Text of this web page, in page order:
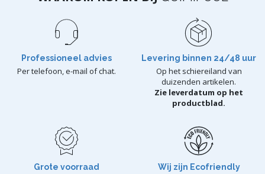
Professioneel advies
Per telefoon, e-mail of chat.
Levering binnen 24/48 uur
Op het schiereiland van
duizenden artikelen.
Zie leverdatum op het
productblad.
Grote voorraad Wij zijn Ecofriendly